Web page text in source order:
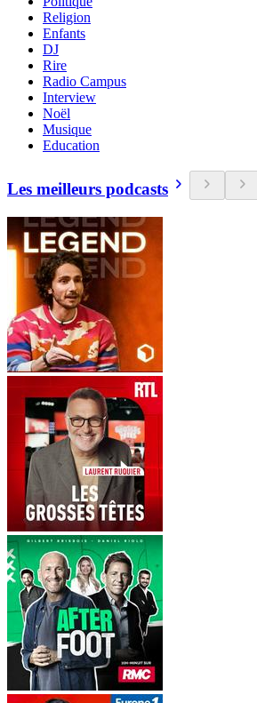
Religion
Enfants
DJ
Rire
Radio Campus
Interview
Noël
Musique
Education
Les meilleurs podcasts